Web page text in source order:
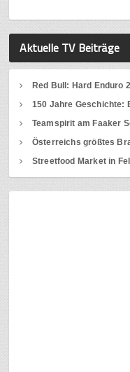
Aktuelle TV Beiträge
Red Bull: Hard Enduro
150 Jahre Geschichte:
Teamspirit am Faaker
Österreichs größtes
Streetfood Market in